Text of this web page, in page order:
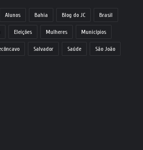
Alunos Bahia Blog do JC Brasil
Eleições Mulheres Municípios
Salvador Saúde São João